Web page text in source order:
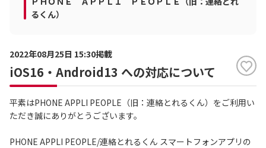
るくん）
2022年08月25日 15:30掲載
iOS16・Android13 への対応について
平素はPHONE APPLI PEOPLE（旧：連絡とれるくん）をご利用い
ただき誠にありがとうございます。
PHONE APPLI PEOPLE/連絡とれるくん スマートフォンアプリの